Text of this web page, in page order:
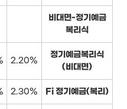
비대면-정기예금
복리식
2.20%
정기예금복리식
(비대면)
2.30% Fi 정기예금(복리)